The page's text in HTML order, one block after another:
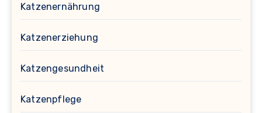
Katzenernährung
Katzenerziehung
Katzengesundheit
Katzenpflege